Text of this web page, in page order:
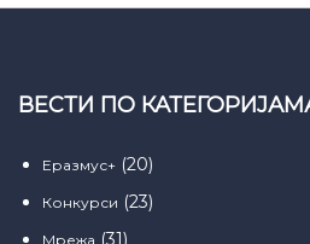
ВЕСТИ ПО
Еразмус+ (20)
Конкурси (23)
Мрежа (31)